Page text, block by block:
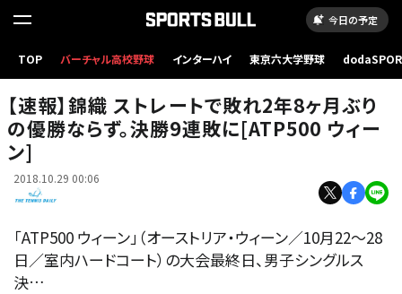
今日の予定
TOP バーチャル高校野球 インターハイ 東京六大学野球
「全米オープン」準決勝での錦織
【速報】錦織 ストレートで敗れ2年8ヶ月ぶり
の優勝ならず。決勝9連敗に[ATP500 ウィー
ン]
2018.10.29 00:06
「ATP500 ウィーン」（オーストリア・ウィーン／10月22～28
日／室内ハードコート）の大会最終日、男子シングルス
決…